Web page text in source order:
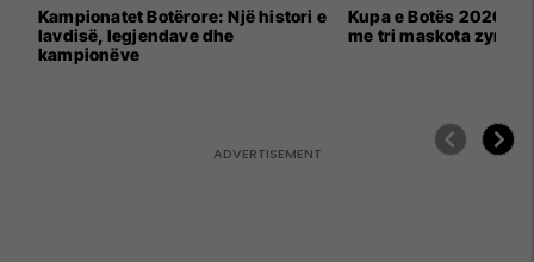
Kampionatet Botërore: Një histori e
lavdisë, legjendave dhe
kampionëve
Kupa e Botës 2026
me tri maskota zyrtare